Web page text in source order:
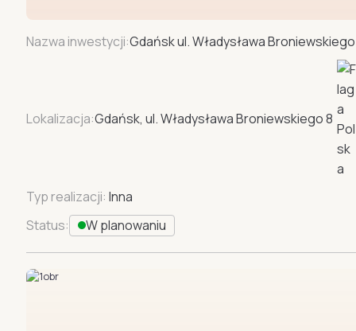
Nazwa inwestycji:Gdańsk ul. Władysława
Lokalizacja:Gdańsk, ul. Władysława Broniewskiego 8
Typ realizacji: Inna
Status:
W planowaniu